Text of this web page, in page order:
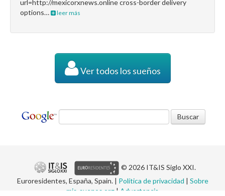
url=http://mexicorxnews.online cross-border delivery
options…
leer más
Ver todos los sueños
© 2026 IT&IS Siglo XXI.
Euroresidentes, España, Spain. | Política de privacidad | Sobre
mis-suenos.org | Advertencia